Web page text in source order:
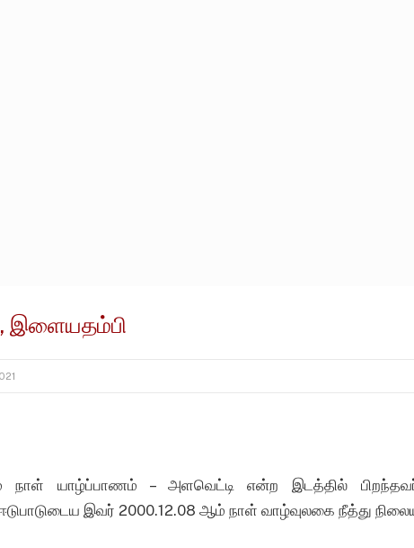
இளையதம்பி
நாள் யாழ்ப்பாணம் – அளவெட்டி என்ற இடத்தில்
இவர் 2000.12.08 ஆம் நாள் வாழ்வுலகை நீத்து